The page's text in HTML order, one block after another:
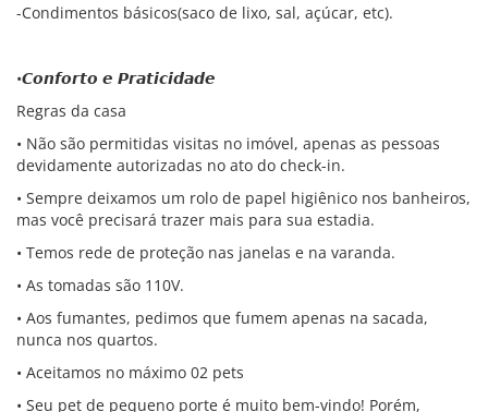
-Condimentos básicos(saco de lixo, sal, açúcar, etc).
•𝘾𝙤𝙣𝙛𝙤𝙧𝙩𝙤 𝙚 𝙋𝙧𝙖𝙩𝙞𝙘𝙞𝙙𝙖𝙙𝙚
Regras da casa
• Não são permitidas visitas no imóvel, apenas as pessoas
devidamente autorizadas no ato do check-in.
• Sempre deixamos um rolo de papel higiênico nos banheiros,
mas você precisará trazer mais para sua estadia.
• Temos rede de proteção nas janelas e na varanda.
• As tomadas são 110V.
• Aos fumantes, pedimos que fumem apenas na sacada,
nunca nos quartos.
• Aceitamos no máximo 02 pets
• Seu pet de pequeno porte é muito bem-vindo! Porém,